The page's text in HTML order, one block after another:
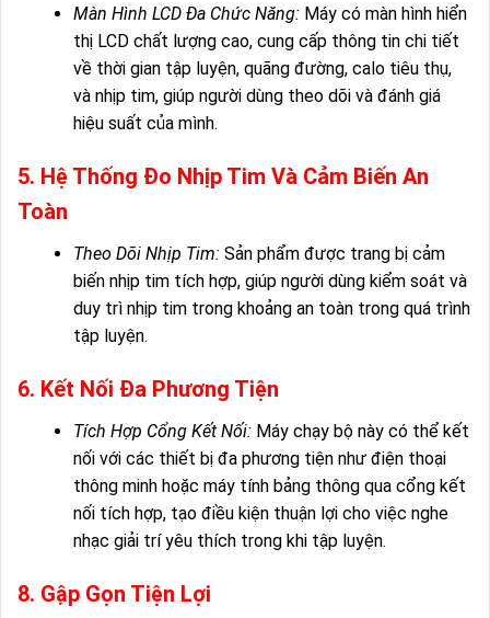
Màn Hình LCD Đa Chức Năng:Máy có màn hình hiển
thị LCD chất lượng cao, cung cấp thông tin chi tiết
về thời gian tập luyện, quãng đường, calo tiêu thụ,
và nhịp tim, giúp người dùng theo dõi và đánh giá
hiệu suất của mình.
5. Hệ Thống Đo Nhịp Tim Và Cảm Biến An
Toàn
Theo Dõi Nhịp Tim:Sản phẩm được trang bị cảm
biến nhịp tim tích hợp, giúp người dùng kiểm soát và
duy trì nhịp tim trong khoảng an toàn trong quá trình
tập luyện.
6. Kết Nối Đa Phương Tiện
Tích Hợp Cổng Kết Nối:Máy chạy bộ này có thể kết
nối với các thiết bị đa phương tiện như điện thoại
thông minh hoặc máy tính bảng thông qua cổng kết
nối tích hợp, tạo điều kiện thuận lợi cho việc nghe
nhạc giải trí yêu thích trong khi tập luyện.
8. Gập Gọn Tiện Lợi